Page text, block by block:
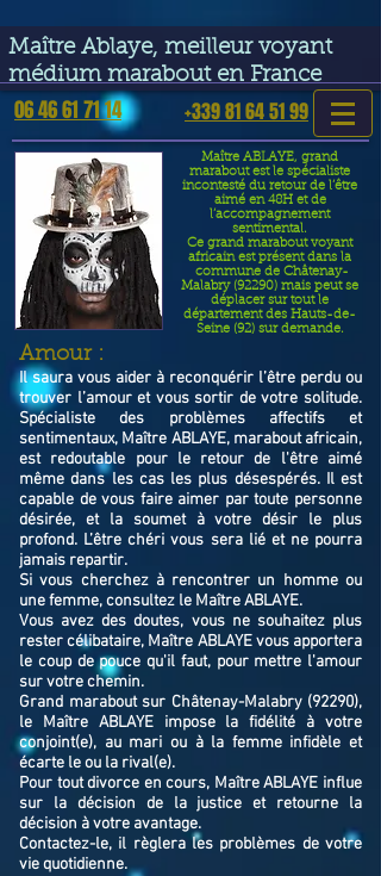
Maître Ablaye, meilleur voyant
médium marabout en France
06 46 61 71 14 +339 81 64 51 99
Maître ABLAYE, grand
marabout est le spécialiste
incontesté du retour de l’être
aimé en 48H et de
l’accompagnement
sentimental.
Ce grand marabout voyant
africain est présent dans la
commune de Châtenay-
Malabry (92290) mais peut se
déplacer sur tout le
département des Hauts-de-
Seine (92) sur demande.
​Amour :
Il saura vous aider à reconquérir l’être perdu ou
trouver l’amour et vous sortir de votre solitude.
Spécialiste des problèmes affectifs et
sentimentaux, Maître ABLAYE, marabout africain,
est redoutable pour le retour de l'être aimé
même dans les cas les plus désespérés. Il est
capable de vous faire aimer par toute personne
désirée, et la soumet à votre désir le plus
profond. L’être chéri vous sera lié et ne pourra
jamais repartir.
Si vous cherchez à rencontrer un homme ou
une femme, consultez le Maître ABLAYE.
Vous avez des doutes, vous ne souhaitez plus
rester célibataire, Maître ABLAYE vous apportera
le coup de pouce qu'il faut, pour mettre l'amour
sur votre chemin.
Grand marabout sur Châtenay-Malabry (92290),
le Maître ABLAYE impose la fidélité à votre
conjoint(e), au mari ou à la femme infidèle et
écarte le ou la rival(e).
Pour tout divorce en cours, Maître ABLAYE influe
sur la décision de la justice et retourne la
décision à votre avantage.
Contactez-le, il règlera les problèmes de votre
vie quotidienne.